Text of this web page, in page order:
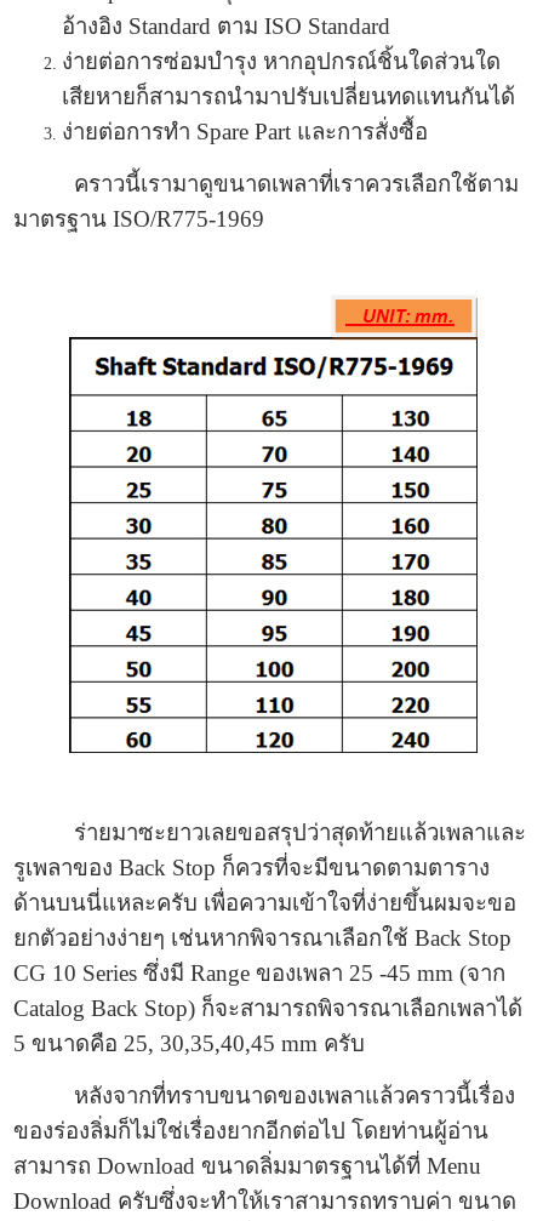
อ้างอิง Standard ตาม ISO Standard
ง่ายต่อการซ่อมบำรุง หากอุปกรณ์ชิ้นใดส่วนใด
เสียหายก็สามารถนำมาปรับเปลี่ยนทดแทนกันได้
ง่ายต่อการทำ Spare Part และการสั่งซื้อ
คราวนี้เรามาดูขนาดเพลาที่เราควรเลือกใช้ตาม
มาตรฐาน ISO/R775-1969
ร่ายมาซะยาวเลยขอสรุปว่าสุดท้ายแล้วเพลาและ
รูเพลาของ Back Stop ก็ควรที่จะมีขนาดตามตาราง
ด้านบนนี่แหละครับ เพื่อความเข้าใจที่ง่ายขึ้นผมจะขอ
ยกตัวอย่างง่ายๆ เช่นหากพิจารณาเลือกใช้ Back Stop
CG 10 Series ซึ่งมี Range ของเพลา 25 -45 mm (จาก
Catalog Back Stop) ก็จะสามารถพิจารณาเลือกเพลาได้
5 ขนาดคือ 25, 30,35,40,45 mm ครับ
หลังจากที่ทราบขนาดของเพลาแล้วคราวนี้เรื่อง
ของร่องลิ่มก็ไม่ใช่เรื่องยากอีกต่อไป โดยท่านผู้อ่าน
สามารถ Download ขนาดลิ่มมาตรฐานได้ที่ Menu
Download ครับซึ่งจะทำให้เราสามารถทราบค่า ขนาด